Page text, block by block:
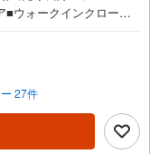
■ウォークインクローゼ
ります。人気物件には
早めにお電話くださ
ンよりご予約いただく
周年の実績】弊社は19
川・埼玉エリアに13店舗
を突破し、数多くの実績
27件